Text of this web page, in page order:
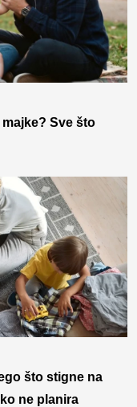
Sve što
što stigne na
ne planira